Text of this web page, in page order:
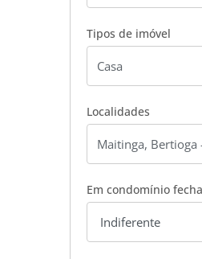
Tipos de imóvel
Localidades
Em condomínio